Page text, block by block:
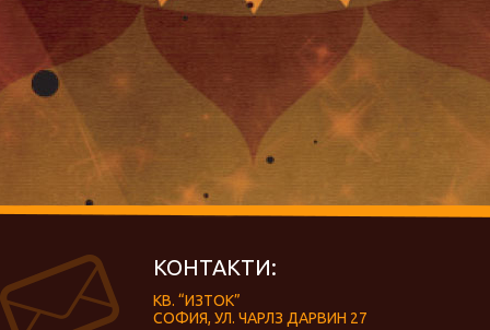
КОНТАКТИ:
КВ. “ИЗТОК”
СОФИЯ, УЛ. ЧАРЛЗ ДАРВИН 27